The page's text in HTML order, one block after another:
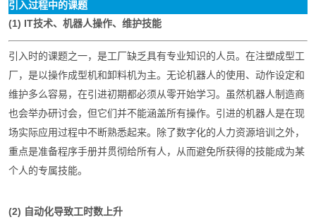
引入过程中的课题
(1) IT技术、机器人操作、维护技能
引入时的课题之一，是工厂缺乏具有专业知识的人员。在注塑成型工
厂，是以操作成型机和卸料机为主。无论机器人的使用、动作设定和
维护多么容易，在引进初期都必须从零开始学习。虽然机器人制造商
也会举办研讨会，但它们并不能涵盖所有操作。引进的机器人是在现
场实际应用过程中不断熟悉起来。除了数字化的人力资源培训之外，
重点是准备程序手册并贯彻给所有人，从而避免所获得的技能成为某
个人的专属技能。
(2) 自动化导致工时数上升